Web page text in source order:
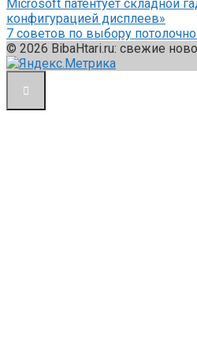
Microsoft патентует складной
конфигурацией дисплеев»
7 советов по выбору
© 2026 BibaHtari.ru: свежие